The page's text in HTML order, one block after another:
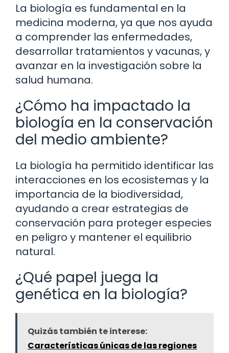
La biología es fundamental en la
medicina moderna, ya que nos ayuda
a comprender las enfermedades,
desarrollar tratamientos y vacunas, y
avanzar en la investigación sobre la
salud humana.
¿Cómo ha impactado la
biología en la conservación
del medio ambiente?
La biología ha permitido identificar las
interacciones en los ecosistemas y la
importancia de la biodiversidad,
ayudando a crear estrategias de
conservación para proteger especies
en peligro y mantener el equilibrio
natural.
¿Qué papel juega la
genética en la biología?
Quizás también te interese:
Características únicas de las regiones